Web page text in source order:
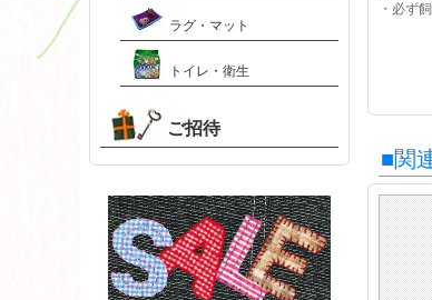
・必ず
■関
ラグ・マット
トイレ・衛生
ご招待